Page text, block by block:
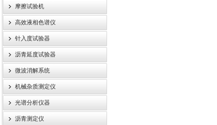
摩擦试验机
高效液相色谱仪
针入度试验器
沥青延度试验器
微波消解系统
机械杂质测定仪
光谱分析仪器
沥青测定仪